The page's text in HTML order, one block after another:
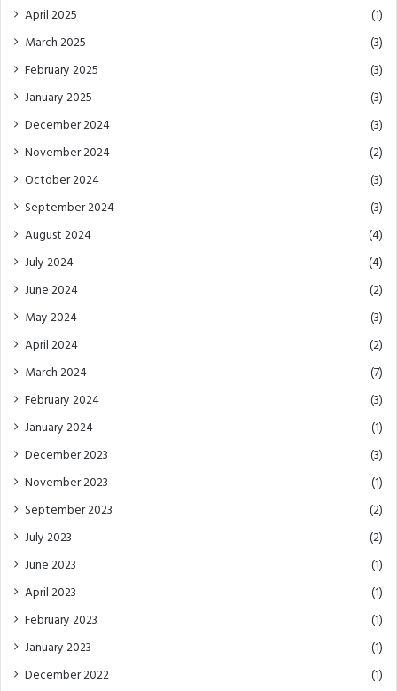
April 2025
(1)
March 2025
(3)
February 2025
(3)
January 2025
(3)
December 2024
(3)
November 2024
(2)
October 2024
(3)
September 2024
(3)
August 2024
(4)
July 2024
(4)
June 2024
(2)
May 2024
(3)
April 2024
(2)
March 2024
(7)
February 2024
(3)
January 2024
(1)
December 2023
(3)
November 2023
(1)
September 2023
(2)
July 2023
(2)
June 2023
(1)
April 2023
(1)
February 2023
(1)
January 2023
(1)
December 2022
(1)